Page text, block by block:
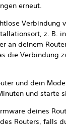
erneut.
Verbindung
z. B.
an deinem
die Verbindung
und dein
und starte
deines
Routers, falls